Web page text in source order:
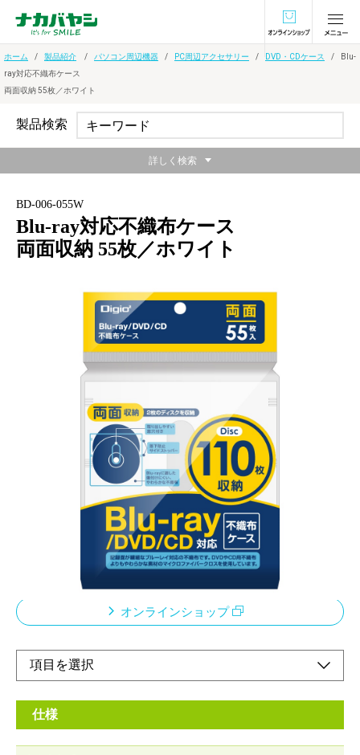
オンラインショ
ホーム 製品紹介 パソコン周辺機器 PC周辺アクセサリー DVD・CDケース
Blu-
ray対応不織布ケース
両面収納 55枚／ホワイト
BD-006-055W
Blu-ray対応不織布ケース
両面収納 55枚／ホワイト
傷付きやすい記録面を
やさしくしっかり保護します
メーカー希望小売価格：
+ 税
・取り出しやすい窓穴付き。
・落下防止サイドストッパー付き。
・傷付けにくいマイクロファイバークロス使用。
・両面収納タイプ。
オンラインショップ
仕様
製品検索
詳しく検索